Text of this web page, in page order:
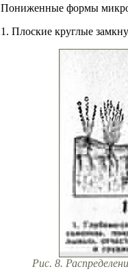
Пониженные формы
1. Плоские круглые
Рис. 8.